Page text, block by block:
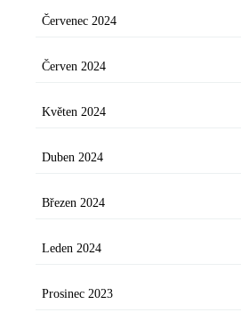
Červenec 2024
Červen 2024
Květen 2024
Duben 2024
Březen 2024
Leden 2024
Prosinec 2023